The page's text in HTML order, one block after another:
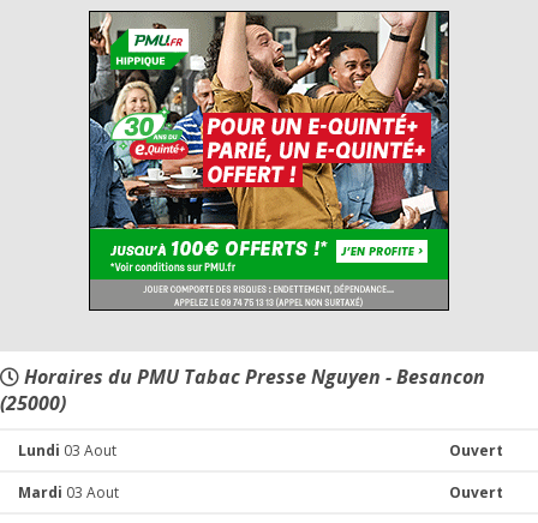
Horaires du PMU Tabac Presse Nguyen - Besancon
(25000)
Lundi 03 Aout Ouvert
Mardi 03 Aout Ouvert